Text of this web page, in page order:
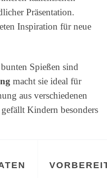
Präsentation.
Inspiration für neue
Spießen sind
macht sie ideal für
aus verschiedenen
Kindern besonders